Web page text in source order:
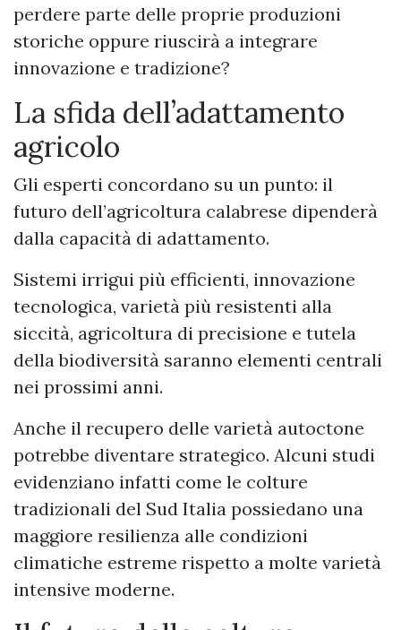
perdere parte delle proprie produzioni
storiche oppure riuscirà a integrare
innovazione e tradizione?
La sfida dell’adattamento
agricolo
Gli esperti concordano su un punto: il
futuro dell’agricoltura calabrese dipenderà
dalla capacità di adattamento.
Sistemi irrigui più efficienti, innovazione
tecnologica, varietà più resistenti alla
siccità, agricoltura di precisione e tutela
della biodiversità saranno elementi centrali
nei prossimi anni.
Anche il recupero delle varietà autoctone
potrebbe diventare strategico. Alcuni studi
evidenziano infatti come le colture
tradizionali del Sud Italia possiedano una
maggiore resilienza alle condizioni
climatiche estreme rispetto a molte varietà
intensive moderne.